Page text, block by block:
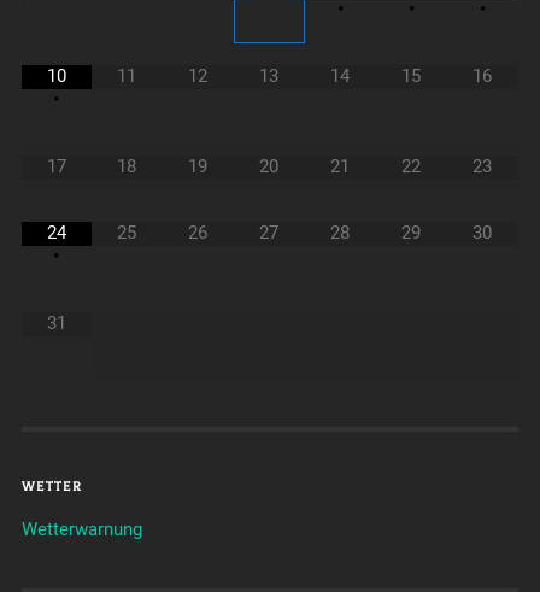
•
•
•
10
•
11 12 13 14 15 16
17 18 19 20 21 22 23
24
•
25 26 27 28 29 30
31
WETTER
Wetterwarnung